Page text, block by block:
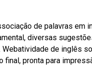
de palavras em
diversas
de inglês
final, pronta para